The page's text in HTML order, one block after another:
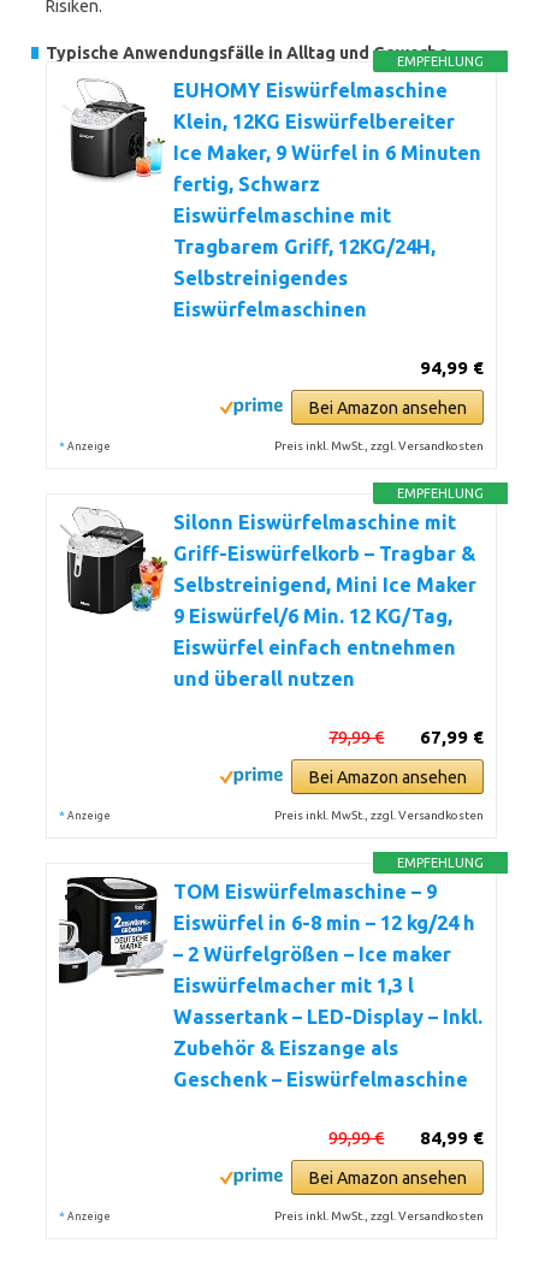
Risiken.
Typische Anwendungsfälle in Alltag und Gewerbe
EMPFEHLUNG
EUHOMY Eiswürfelmaschine
Klein, 12KG Eiswürfelbereiter
Ice Maker, 9 Würfel in 6 Minuten
fertig, Schwarz
Eiswürfelmaschine mit
Tragbarem Griff, 12KG/24H,
Selbstreinigendes
Eiswürfelmaschinen
94,99 €
Bei Amazon ansehen
* Anzeige Preis inkl. MwSt., zzgl. Versandkosten
EMPFEHLUNG
Silonn Eiswürfelmaschine mit
Griff-Eiswürfelkorb – Tragbar &
Selbstreinigend, Mini Ice Maker
9 Eiswürfel/6 Min. 12 KG/Tag,
Eiswürfel einfach entnehmen
und überall nutzen
67,99 €
79,99 €
Bei Amazon ansehen
* Anzeige Preis inkl. MwSt., zzgl. Versandkosten
EMPFEHLUNG
TOM Eiswürfelmaschine – 9
Eiswürfel in 6-8 min – 12 kg/24 h
– 2 Würfelgrößen – Ice maker
Eiswürfelmacher mit 1,3 l
Wassertank – LED-Display – Inkl.
Zubehör & Eiszange als
Geschenk – Eiswürfelmaschine
84,99 €
99,99 €
Bei Amazon ansehen
* Anzeige Preis inkl. MwSt., zzgl. Versandkosten